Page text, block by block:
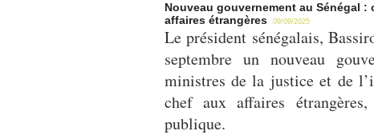
Nouveau gouvernement au Sénégal
affaires étrangères
09/09/2025
Le président sénégalais,
septembre un nouveau
ministres de la justice et de
chef aux affaires
publique.